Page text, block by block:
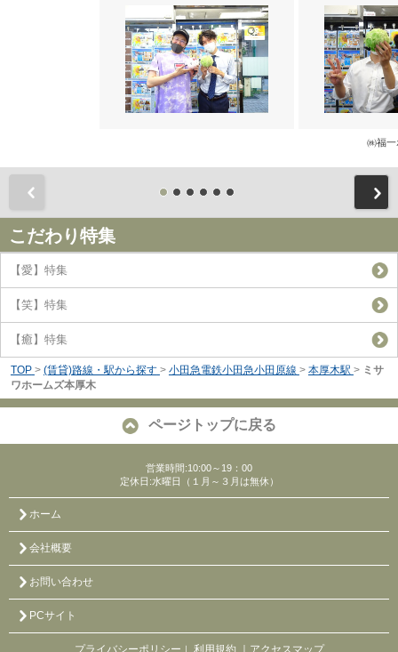
㈱福一
こだわり特集
【愛】特集
【笑】特集
【癒】特集
TOP > (賃貸)路線・駅から探す > 小田急電鉄小田急小田原線 > 本厚木駅 > ミサ
ワホームズ本厚木
ページトップに戻る
営業時間:10:00～19：00
定休日:水曜日（１月～３月は無休）
ホーム
会社概要
お問い合わせ
PCサイト
プライバシーポリシー ｜ 利用規約 ｜アクセスマップ